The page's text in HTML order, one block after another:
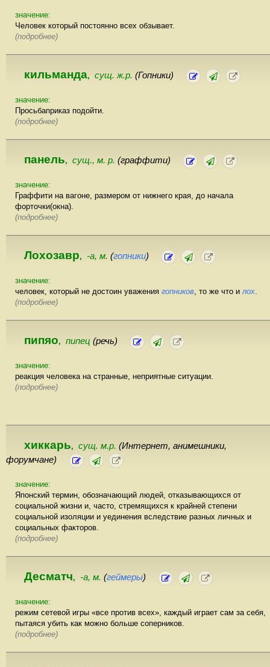
значение:
Человек который постоянно всех обзывает.
(подробнее)
кильманда, сущ. ж.р. (Гопники)
значение:
Просьбаприказ подойти.
(подробнее)
панель, сущ., м. р. (граффити)
значение:
Граффити на вагоне, размером от нижнего края, до начала
форточки(окна).
(подробнее)
Лохозавр, -а, м. (гопники)
значение:
человек, который не достоин уважения гопников , то же что и лох
(подробнее)
пипяо, пипец (речь)
значение:
реакция человека на странные, неприятные ситуации.
(подробнее)
хиккарь, сущ. м.р. (Интернет, анимешники,
форумчане)
значение:
Японский термин, обозначающий людей, отказывающихся от
социальной жизни и, часто, стремящихся к крайней степени
социальной изоляции и уединения вследствие разных личных и
социальных факторов.
(подробнее)
Десматч, -а, м. (геймеры)
значение:
режим сетевой игры «все против всех», каждый играет сам за себя,
пытаяся убить как можно больше соперников.
(подробнее)